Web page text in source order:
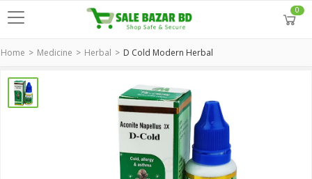
0
Home Medicine Herbal D Cold Modern Herbal